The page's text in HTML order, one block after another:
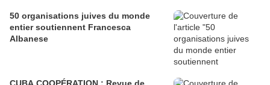
50 organisations juives du monde
entier soutiennent Francesca
Albanese
CUBA COOPÉRATION : Revue de